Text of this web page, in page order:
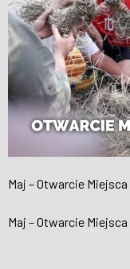
Maj – Otwarcie
Maj – Otwarcie